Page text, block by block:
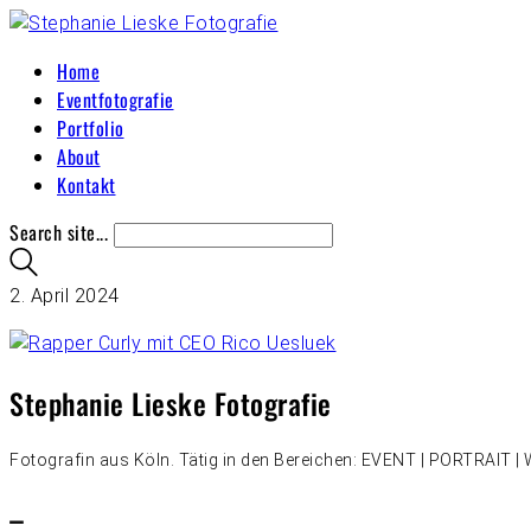
Home
Eventfotografie
Portfolio
About
Kontakt
Search site...
2. April 2024
Stephanie Lieske Fotografie
Fotografin aus Köln. Tätig in den Bereichen: EVENT | PORTRAIT |
–